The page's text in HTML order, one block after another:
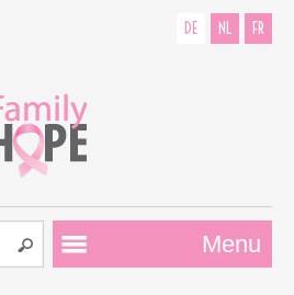
DE NL FR
Menu